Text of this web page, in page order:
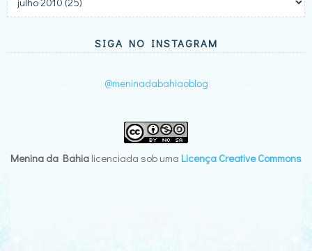
SIGA NO INSTAGRAM
@meninadabahiaoblog
Menina da Bahia licenciada sob uma Licença Creative Commons